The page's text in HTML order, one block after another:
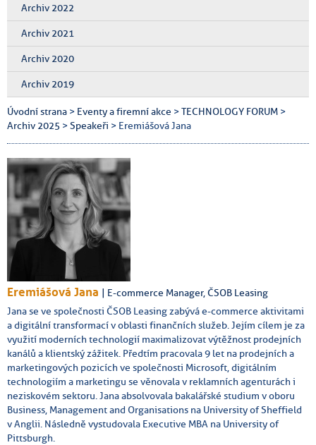
Archiv 2022
Archiv 2021
Archiv 2020
Archiv 2019
Úvodní strana > Eventy a firemní akce >TECHNOLOGY FORUM >
Archiv 2025 >Speakeři > Eremiášová Jana
Eremiášová Jana | E-commerce Manager, ČSOB Leasing
Jana se ve společnosti ČSOB Leasing zabývá e-commerce aktivitami
a digitální transformací v oblasti finančních služeb. Jejím cílem je za
využití moderních technologií maximalizovat výtěžnost prodejních
kanálů a klientský zážitek. Předtím pracovala 9 let na prodejních a
marketingových pozicích ve společnosti Microsoft, digitálním
technologiím a marketingu se věnovala v reklamních agenturách i
neziskovém sektoru. Jana absolvovala bakalářské studium v oboru
Business, Management and Organisations na University of Sheffield
v Anglii. Následně vystudovala Executive MBA na University of
Pittsburgh.